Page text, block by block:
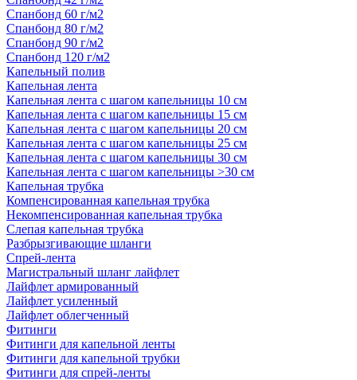
Спанбонд 60 г/м2
Спанбонд 80 г/м2
Спанбонд 90 г/м2
Спанбонд 120 г/м2
Капельный полив
Капельная лента
Капельная лента с шагом капельницы 10 см
Капельная лента с шагом капельницы 15 см
Капельная лента с шагом капельницы 20 см
Капельная лента с шагом капельницы 25 см
Капельная лента с шагом капельницы 30 см
Капельная лента с шагом капельницы >30 см
Капельная трубка
Компенсированная капельная трубка
Некомпенсированная капельная трубка
Слепая капельная трубка
Разбрызгивающие шланги
Спрей-лента
Магистральный шланг лайфлет
Лайфлет армированный
Лайфлет усиленный
Лайфлет облегченный
Фитинги
Фитинги для капельной ленты
Фитинги для капельной трубки
Фитинги для спрей-ленты